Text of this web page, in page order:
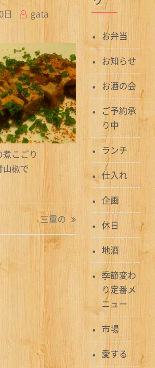
日
gata
こごり
山椒で
三重の
お弁当
お知らせ
お酒の会
ご予約承
り中
ランチ
仕入れ
企画
休日
地酒
季節変わ
り定番メ
ニュー
市場
愛する